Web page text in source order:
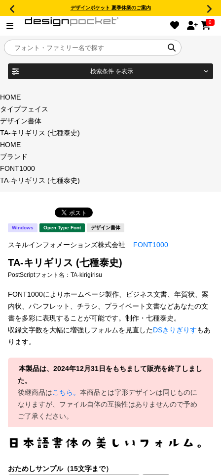
デザインポケット 夏季休業のご案内
0
目的別フォントガイド
特集
年間ライセンス商品
新着一覧
カート
マイページ
お気に入り
ご利用ガイド
よくあるご質問
お問い合わせ
検索条件 を表示
商品名
フォント形式
タイプフェイス
明朝体
宋朝体
教科書体 行書体
草書体 勘亭流
江戸文字 デザイン毛筆
太さ・ウェイト
文字種類
HOME
タイプフェイス
デザイン書体
TA-キリギリス (七種泰史)
HOME
ブランド
FONT1000
TA-キリギリス (七種泰史)
Windows Open Type Font デザイン書体
スキルインフォメーションズ株式会社 FONT1000
TA-キリギリス (七種泰史)
PostScriptフォント名： TA-kirigirisu
FONT1000によりホームページ製作、ビジネス文書、年賀状、案
内状、パンフレット、チラシ、プライベート文書などあなたの文
書を多彩に表現することが可能です。制作・七種泰史。
収録文字数を大幅に増強しフォルムを見直したDSきりぎりすもあ
ります。
本製品は、2024年12月31日をもちまして販売を終了しまし
た。
後継商品はこちら。 本商品とは字形デザインは同じものに
なりますが、ファイル自体の互換性はありませんので予め
ご了承ください。
おためしサンプル（15文字まで）